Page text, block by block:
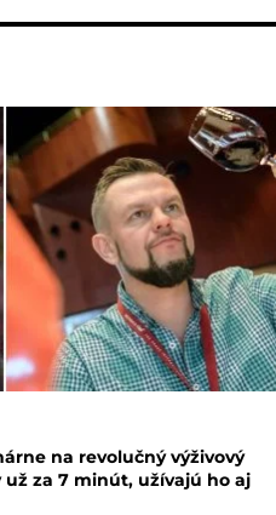
na revolučný výživový
za 7 minút, užívajú ho aj